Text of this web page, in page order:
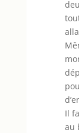
Il
au